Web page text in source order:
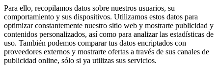
Para ello, recopilamos datos sobre nuestros usuarios, su
comportamiento y sus dispositivos. Utilizamos estos datos para
optimizar constantemente nuestro sitio web y mostrarte publicidad y
contenidos personalizados, así como para analizar las estadísticas de
uso. También podemos comparar tus datos encriptados con
proveedores externos y mostrarte ofertas a través de sus canales de
publicidad online, sólo si ya utilizas sus servicios.